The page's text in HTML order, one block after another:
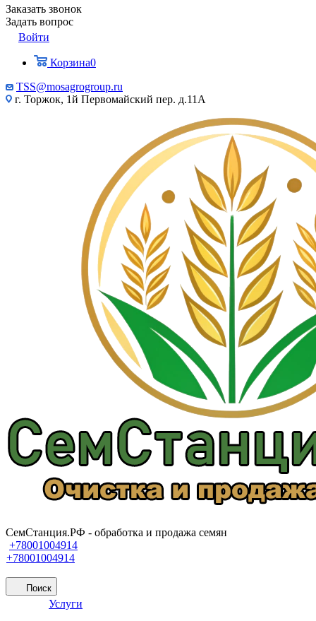
Заказать звонок
Задать вопрос
Войти
Корзина0
TSS@mosagrogroup.ru
г. Торжок, 1й Первомайский пер. д.11А
СемСтанция.РФ - обработка и продажа семян
+78001004914
+78001004914
Поиск
Услуги